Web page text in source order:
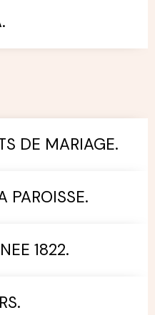
DE MARIAGE.
PAROISSE.
1822.